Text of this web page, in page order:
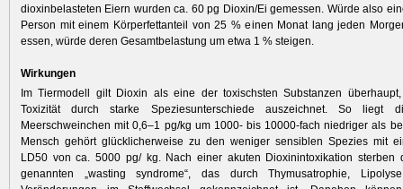
dioxinbelasteten Eiern wurden ca. 60 pg Dioxin/Ei gemessen. Würde also
Person mit einem Körperfettanteil von 25 % einen Monat lang jeden
essen, würde deren Gesamtbelastung um etwa 1 % steigen.
Wirkungen
Im Tiermodell gilt Dioxin als eine der toxischsten Substanzen
Toxizität durch starke Speziesunterschiede auszeichnet. So liegt
Meerschweinchen mit 0,6–1 pg/kg um 1000- bis 10000-fach niedriger als
Mensch gehört glücklicherweise zu den weniger sensiblen Spezies mit
LD50 von ca. 5000 pg/ kg. Nach einer akuten Dioxinintoxikation sterben
genannten „wasting syndrome“, das durch Thymusatrophie,